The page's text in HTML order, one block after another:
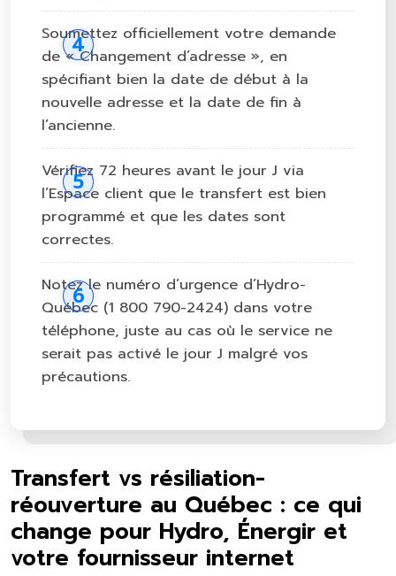
Soumettez officiellement votre demande
de « Changement d’adresse », en
spécifiant bien la date de début à la
nouvelle adresse et la date de fin à
l’ancienne.
Vérifiez 72 heures avant le jour J via
l’Espace client que le transfert est bien
programmé et que les dates sont
correctes.
Notez le numéro d’urgence d’Hydro-
Québec (1 800 790-2424) dans votre
téléphone, juste au cas où le service ne
serait pas activé le jour J malgré vos
précautions.
Transfert vs résiliation-
réouverture au Québec : ce qui
change pour Hydro, Énergir et
votre fournisseur internet